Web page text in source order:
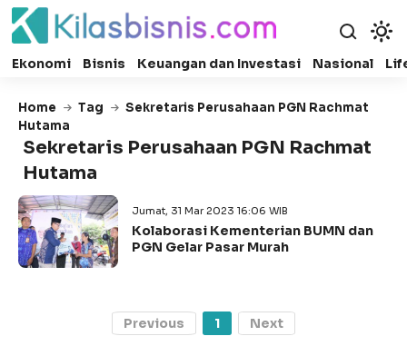
Ekonomi Bisnis Keuangan dan Investasi Nasional
Home Tag
Sekretaris Perusahaan PGN Rachmat
Hutama
Sekretaris Perusahaan PGN Rachmat
Hutama
Jumat, 31 Mar 2023 16:06 WIB
Kolaborasi Kementerian BUMN dan
PGN Gelar Pasar Murah
Previous 1 Next